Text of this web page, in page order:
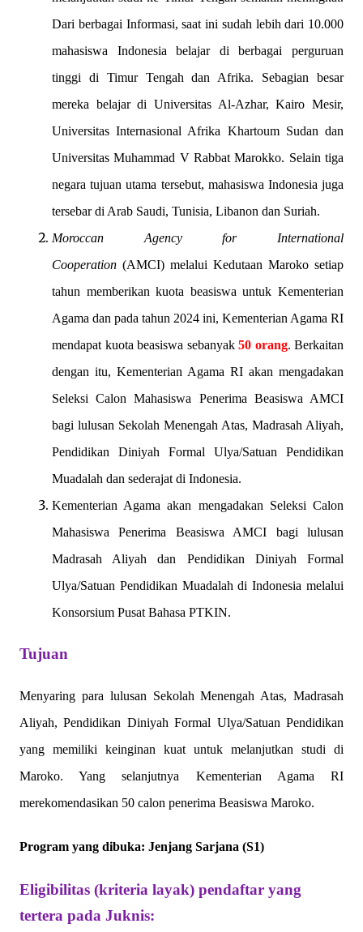
Dari berbagai Informasi, saat ini sudah lebih dari 10.000
mahasiswa Indonesia belajar di berbagai perguruan
tinggi di Timur Tengah dan Afrika. Sebagian besar
mereka belajar di Universitas Al-Azhar, Kairo Mesir,
Universitas Internasional Afrika Khartoum Sudan dan
Universitas Muhammad V Rabbat Marokko. Selain tiga
negara tujuan utama tersebut, mahasiswa Indonesia juga
tersebar di Arab Saudi, Tunisia, Libanon dan Suriah.
Moroccan Agency for International
Cooperation (AMCI) melalui Kedutaan Maroko setiap
tahun memberikan kuota beasiswa untuk Kementerian
Agama dan pada tahun 2024 ini, Kementerian Agama RI
mendapat kuota beasiswa sebanyak 50 orang. Berkaitan
dengan itu, Kementerian Agama RI akan mengadakan
Seleksi Calon Mahasiswa Penerima Beasiswa AMCI
bagi lulusan Sekolah Menengah Atas, Madrasah Aliyah,
Pendidikan Diniyah Formal Ulya/Satuan Pendidikan
Muadalah dan sederajat di Indonesia.
Kementerian Agama akan mengadakan Seleksi Calon
Mahasiswa Penerima Beasiswa AMCI bagi lulusan
Madrasah Aliyah dan Pendidikan Diniyah Formal
Ulya/Satuan Pendidikan Muadalah di Indonesia melalui
Konsorsium Pusat Bahasa PTKIN.
Tujuan
Menyaring para lulusan Sekolah Menengah Atas, Madrasah
Aliyah, Pendidikan Diniyah Formal Ulya/Satuan Pendidikan
yang memiliki keinginan kuat untuk melanjutkan studi di
Maroko. Yang selanjutnya Kementerian Agama RI
merekomendasikan 50 calon penerima Beasiswa Maroko.
Program yang dibuka: Jenjang Sarjana (S1)
Eligibilitas (kriteria layak) pendaftar yang
tertera pada Juknis: